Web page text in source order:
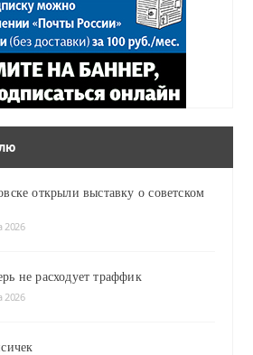
открыли выставку о советском
2026
не расходует траффик
2026